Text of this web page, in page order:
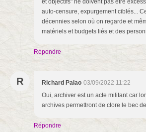
auto-censure, expurgement ciblés...
décennies selon où on regarde et
matériels et budgets liés et des
Répondre
R Richard Palao 03/09/2022 11:22
Oui, archiver est un acte militant car
archives permettront de clore le bec
Répondre